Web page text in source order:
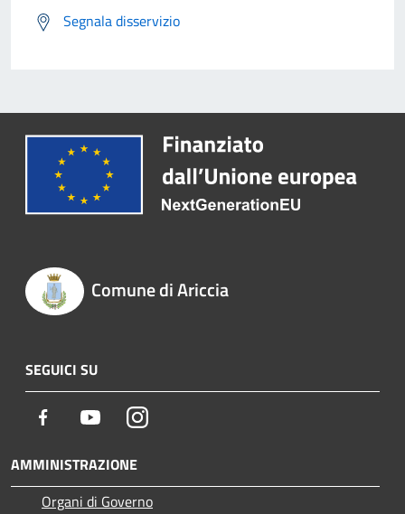
Segnala disservizio
Comune di Ariccia
SEGUICI SU
Facebook YoutubeInstagram
AMMINISTRAZIONE
Organi di Governo